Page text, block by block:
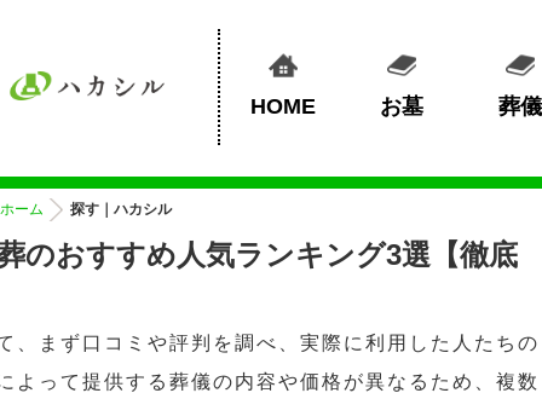
HOME お墓 葬儀
ホーム 探す｜ハカシル
のおすすめ人気ランキング3選【徹底
、まず口コミや評判を調べ、実際に利用した人たちの
よって提供する葬儀の内容や価格が異なるため、複数